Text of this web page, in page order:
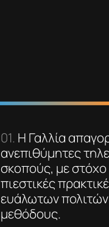
Η Γαλλία
ανεπιθύμητες
σκοπούς, με
πιεστικές
ευάλωτων
μεθόδους.